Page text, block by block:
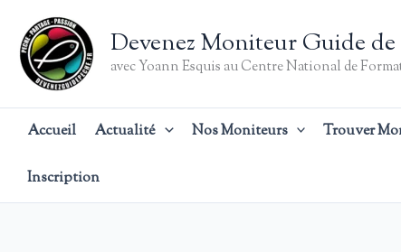
contenu
Devenez Moniteur Guide de
avec Yoann Esquis au Centre National de
Accueil Actualité Nos Moniteurs Trouver
Inscription